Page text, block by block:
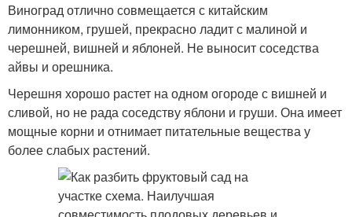
Виноград отлично совмещается с китайским
лимонником, грушей, прекрасно ладит с малиной и
черешней, вишней и яблоней. Не выносит соседства
айвы и орешника.
Черешня хорошо растет на одном огороде с вишней и
сливой, но не рада соседству яблони и груши. Она имеет
мощные корни и отнимает питательные вещества у
более слабых растений.